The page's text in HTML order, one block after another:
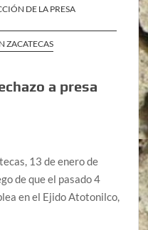
DE LA PRESA
ZACATECAS
a presa
13 de enero de
de que el pasado 4
en el Ejido Atotonilco,